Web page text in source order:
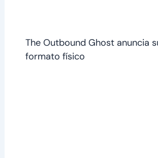
The Outbound Ghost anuncia
formato físico